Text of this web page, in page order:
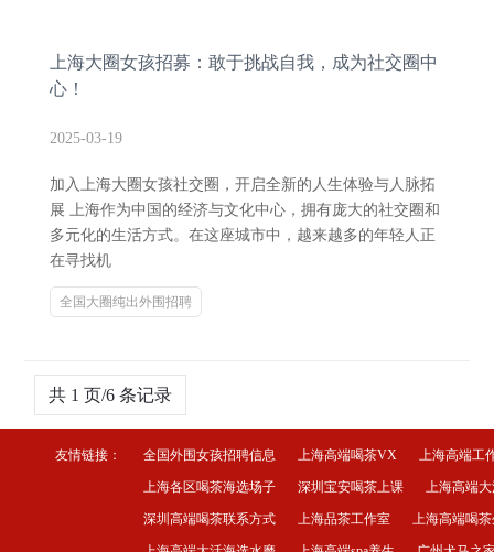
上海大圈女孩招募：敢于挑战自我，成为社交圈中
心！
2025-03-19
加入上海大圈女孩社交圈，开启全新的人生体验与人脉拓
展 上海作为中国的经济与文化中心，拥有庞大的社交圈和
多元化的生活方式。在这座城市中，越来越多的年轻人正
在寻找机
全国大圈纯出外围招聘
共 1 页/6 条记录
友情链接： 全国外围女孩招聘信息 上海高端喝茶VX 上海高端工
上海各区喝茶海选场子 深圳宝安喝茶上课 上海高端
深圳高端喝茶联系方式 上海品茶工作室 上海高端喝